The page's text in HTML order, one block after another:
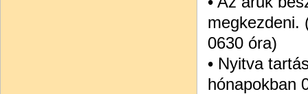
megkezdeni.
0630 óra)
• Nyitva
hónapokban